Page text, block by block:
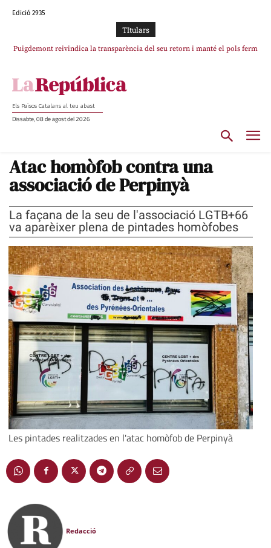
Edició 2935
TItulars
Puigdemont reivindica la transparència del seu retorn i manté el pols ferm
Portugal acusa Espanya de provocar un “efecte crida” massiu per la seva
Els Països Catalans al teu abast
Dissabte, 08 de agost del 2026
Atac homòfob contra una
associació de Perpinyà
La façana de la seu de l'associació LGTB+66
va aparèixer plena de pintades homòfobes
Les pintades realitzades en l'atac homòfob de Perpinyà
Redacció